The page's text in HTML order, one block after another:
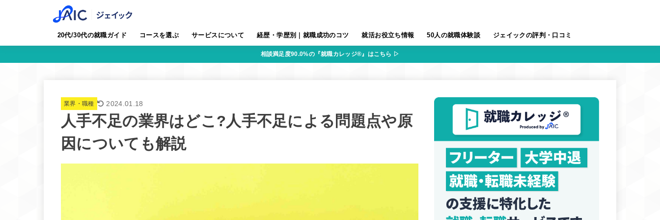
20代/30代の就職ガイド コースを選ぶ サービスについて 経歴・学歴別｜就職成功のコツ 就活お役立ち情報 50人の就職体験談 ジェイックの評判・口コミ
相談満足度90.0%の『就職カレッジ®』はこちら ▷
業界・職種 2024.01.18
人手不足の業界はどこ?人手不足による問題点や原
因についても解説